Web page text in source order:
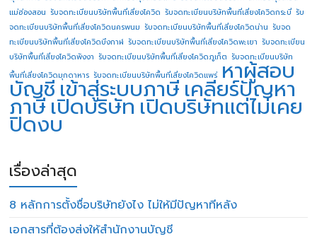
แม่ฮ่องสอน รับจดทะเบียนบริษัทพื้นที่เสี่ยงโควิด รับจดทะเบียนบริษัทพื้นที่เสี่ยงโควิดกระบี่ รับ
จดทะเบียนบริษัทพื้นที่เสี่ยงโควิดนครพนม รับจดทะเบียนบริษัทพื้นที่เสี่ยงโควิดน่าน รับจด
ทะเบียนบริษัทพื้นที่เสี่ยงโควิดบึงกาฬ รับจดทะเบียนบริษัทพื้นที่เสี่ยงโควิดพะเยา รับจดทะเบียน
บริษัทพื้นที่เสี่ยงโควิดพังงา รับจดทะเบียนบริษัทพื้นที่เสี่ยงโควิดภูเก็ต รับจดทะเบียนบริษัท
พื้นที่เสี่ยงโควิดมุกดาหาร รับจดทะเบียนบริษัทพื้นที่เสี่ยงโควิดแพร่ หาผู้สอบ
บัญชี เข้าสู่ระบบภาษี เคลียร์ปัญหา
ภาษีเปิดบริษัทเปิดบริษัทแต่ไม่เคย
ปิดงบ
เรื่องล่าสุด
8 หลักการตั้งชื่อบริษัทยังไง ไม่ให้มีปัญหาทีหลัง
เอกสารที่ต้องส่งให้สำนักงานบัญชี